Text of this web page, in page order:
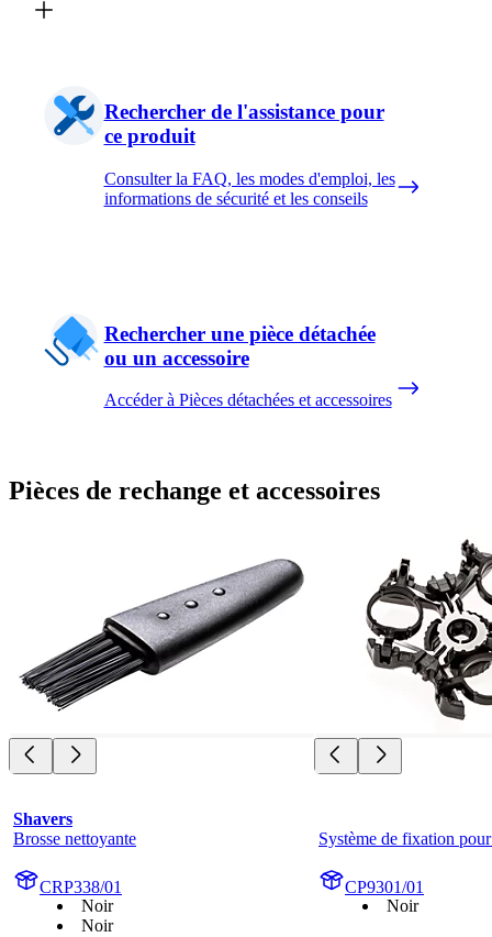
Rechercher de l'assistance pour
ce produit
Consulter la FAQ, les modes d'emploi, les
informations de sécurité et les conseils
Rechercher une pièce détachée
ou un accessoire
Accéder à Pièces détachées et accessoires
Pièces de rechange et accessoires
Shavers
Brosse nettoyante
CRP338/01
Noir
Noir
Système de fixation pour
CP9301/01
Noir